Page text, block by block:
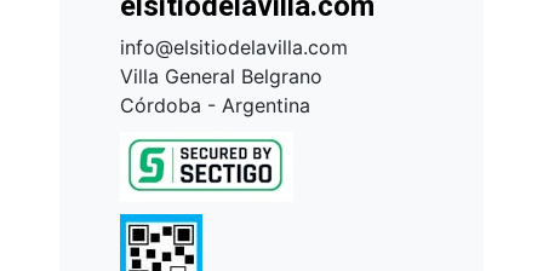
info@elsitiodelavilla.com
Villa General Belgrano
Córdoba - Argentina